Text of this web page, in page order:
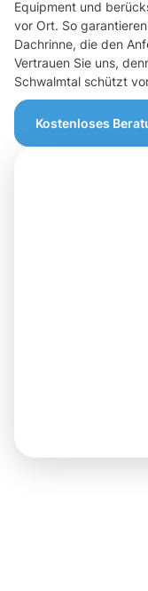
Equipment und
vor Ort. So
Dachrinne, die den
Vertrauen Sie uns,
Schwalmtal schützt
Kostenloses